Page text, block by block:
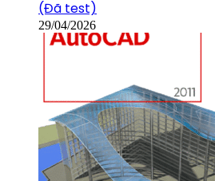
(Đã test)
29/04/2026